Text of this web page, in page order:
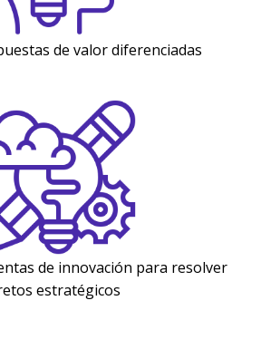
de valor diferenciadas
de innovación para resolver
estratégicos